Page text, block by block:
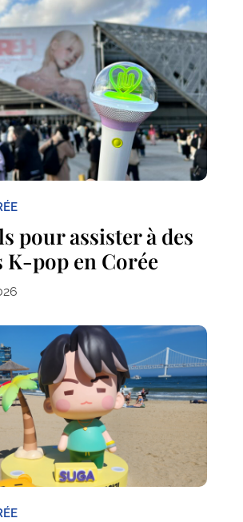
pour assister à des
K-pop en Corée